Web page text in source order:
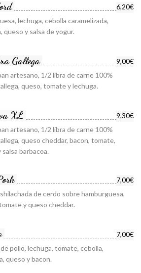
6,20€
lechuga, cebolla caramelizada,
queso y salsa de yogur.
Gallega
9,00€
artesano, 1/2 libra de carne 100%
queso, tomate y lechuga.
XL
9,30€
artesano, 1/2 libra de carne 100%
queso cheddar, bacon, tomate,
barbacoa.
7,00€
de cerdo sobre hamburguesa,
y queso cheddar.
7,00€
pollo, lechuga, tomate, cebolla,
queso y bacon.